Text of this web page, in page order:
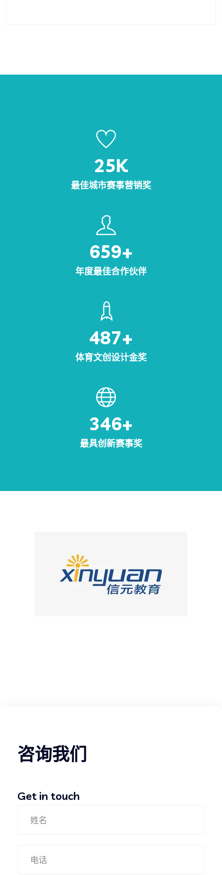
25K
最佳城市赛事营销奖
659+
年度最佳合作伙伴
487+
体育文创设计金奖
346+
最具创新赛事奖
咨询我们
Get in touch